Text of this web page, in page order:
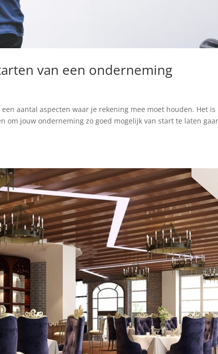
van een onderneming
aantal aspecten waar je rekening mee moet houden. Het is
om jouw onderneming zo goed mogelijk van start te laten